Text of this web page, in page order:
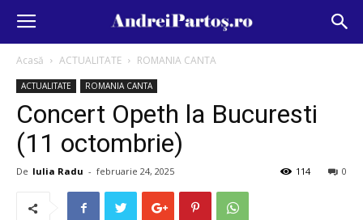
Acasă ACTUALITATE ROMANIA CANTA
ACTUALITATE ROMANIA CANTA
Concert Opeth la Bucuresti
(11 octombrie)
De Iulia Radu - februarie 24, 2025 0
114